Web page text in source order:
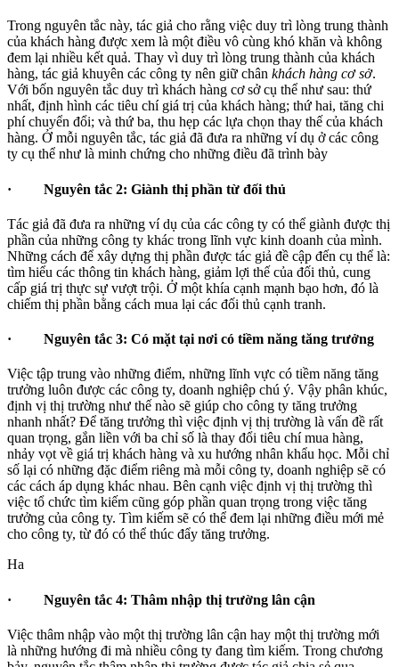
Trong nguyên tắc này, tác giả cho rằng việc duy trì lòng trung thành
của khách hàng được xem là một điều vô cùng khó khăn và không
đem lại nhiều kết quả. Thay vì duy trì lòng trung thành của khách
hàng, tác giả khuyên các công ty nên giữ chân khách hàng cơ sở.
Với bốn nguyên tắc duy trì khách hàng cơ sở cụ thể như sau: thứ
nhất, định hình các tiêu chí giá trị của khách hàng; thứ hai, tăng chi
phí chuyển đổi; và thứ ba, thu hẹp các lựa chọn thay thế của khách
hàng. Ở mỗi nguyên tắc, tác giả đã đưa ra những ví dụ ở các công
ty cụ thể như là minh chứng cho những điều đã trình bày
· Nguyên tắc 2: Giành thị phần từ đối thủ
Tác giả đã đưa ra những ví dụ của các công ty có thể giành được thị
phần của những công ty khác trong lĩnh vực kinh doanh của mình.
Những cách để xây dựng thị phần được tác giả đề cập đến cụ thể là:
tìm hiểu các thông tin khách hàng, giảm lợi thế của đối thủ, cung
cấp giá trị thực sự vượt trội. Ở một khía cạnh mạnh bạo hơn, đó là
chiếm thị phần bằng cách mua lại các đối thủ cạnh tranh.
· Nguyên tắc 3: Có mặt tại nơi có tiềm năng tăng trưởng
Việc tập trung vào những điểm, những lĩnh vực có tiềm năng tăng
trưởng luôn được các công ty, doanh nghiệp chú ý. Vậy phân khúc,
định vị thị trường như thế nào sẽ giúp cho công ty tăng trưởng
nhanh nhất? Để tăng trưởng thì việc định vị thị trường là vấn đề rất
quan trọng, gắn liền với ba chỉ số là thay đổi tiêu chí mua hàng,
nhảy vọt về giá trị khách hàng và xu hướng nhân khẩu học. Mỗi chỉ
số lại có những đặc điểm riêng mà mỗi công ty, doanh nghiệp sẽ có
các cách áp dụng khác nhau. Bên cạnh việc định vị thị trường thì
việc tổ chức tìm kiếm cũng góp phần quan trọng trong việc tăng
trưởng của công ty. Tìm kiếm sẽ có thể đem lại những điều mới mẻ
cho công ty, từ đó có thể thúc đẩy tăng trưởng.
Ha
· Nguyên tắc 4: Thâm nhập thị trường lân cận
Việc thâm nhập vào một thị trường lân cận hay một thị trường mới
là những hướng đi mà nhiều công ty đang tìm kiếm. Trong chương